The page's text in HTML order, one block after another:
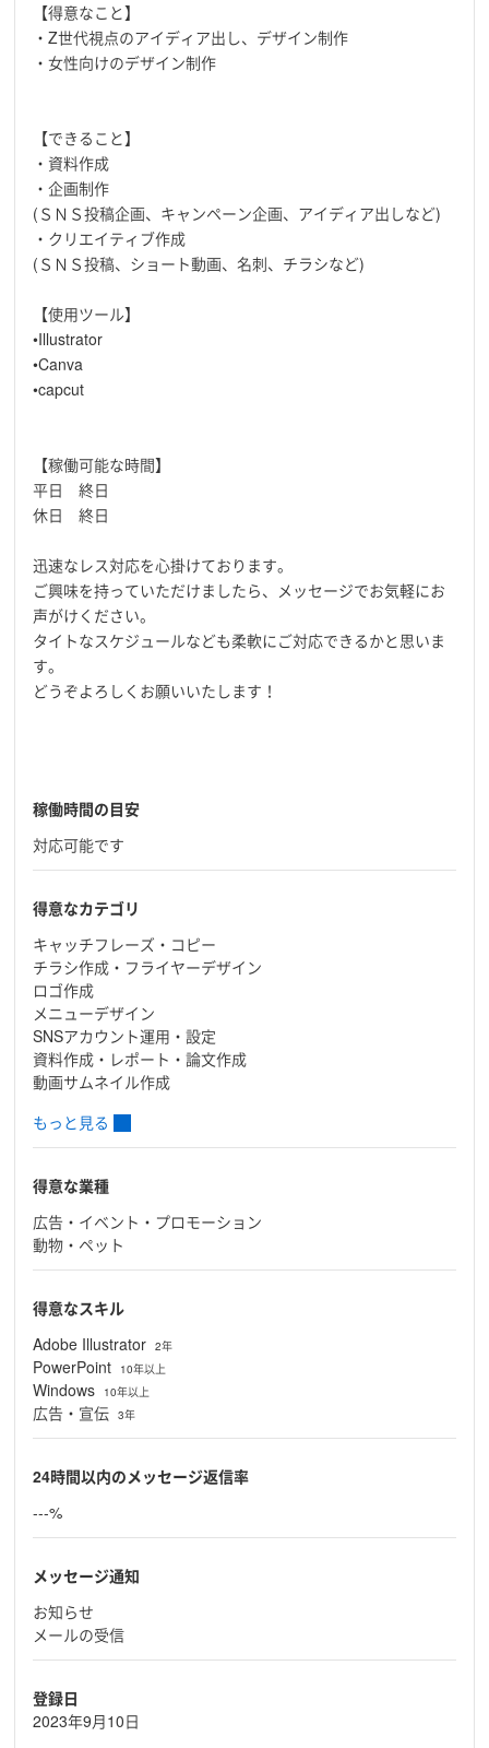
【得意なこと】
・Z世代視点のアイディア出し、デザイン制作
・女性向けのデザイン制作
【できること】
・資料作成
・企画制作
(ＳＮＳ投稿企画、キャンペーン企画、アイディア出しなど)
・クリエイティブ作成
(ＳＮＳ投稿、ショート動画、名刺、チラシなど)
【使用ツール】
•Illustrator
•Canva
•capcut
【稼働可能な時間】
平日 終日
休日 終日
迅速なレス対応を心掛けております。
ご興味を持っていただけましたら、メッセージでお気軽にお
声がけください。
タイトなスケジュールなども柔軟にご対応できるかと思いま
す。
どうぞよろしくお願いいたします！
稼働時間の目安
対応可能です
得意なカテゴリ
キャッチフレーズ・コピー
チラシ作成・フライヤーデザイン
ロゴ作成
メニューデザイン
SNSアカウント運用・設定
資料作成・レポート・論文作成
動画サムネイル作成
もっと見る
得意な業種
広告・イベント・プロモーション
動物・ペット
得意なスキル
Adobe Illustrator
2年
PowerPoint 10年以上
Windows 10年以上
広告・宣伝 3年
24時間以内のメッセージ返信率
---%
メッセージ通知
お知らせ
メールの受信
登録日
2023年9月10日